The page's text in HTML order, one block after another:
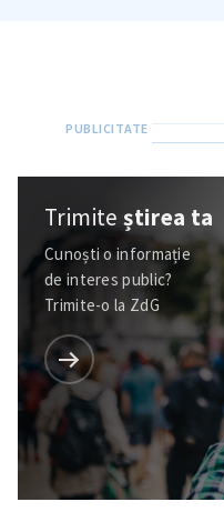
Trimiteștirea ta
Cunoști o informație
de interes public?
Trimite-o la ZdG